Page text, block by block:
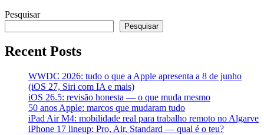
Pesquisar
Pesquisar
Recent Posts
WWDC 2026: tudo o que a Apple apresenta a 8 de junho
(iOS 27, Siri com IA e mais)
iOS 26.5: revisão honesta — o que muda mesmo
50 anos Apple: marcos que mudaram tudo
iPad Air M4: mobilidade real para trabalho remoto no Algarve
iPhone 17 lineup: Pro, Air, Standard — qual é o teu?